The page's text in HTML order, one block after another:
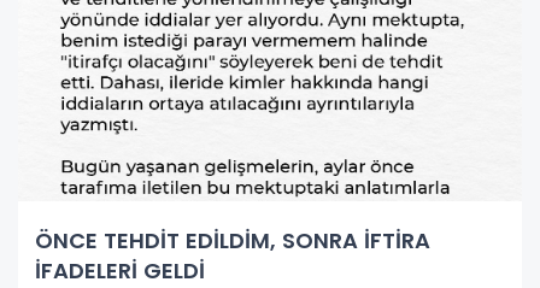
ÖNCE TEHDİT EDİLDİM, SONRA İFTİRA
İFADELERİ GELDİ